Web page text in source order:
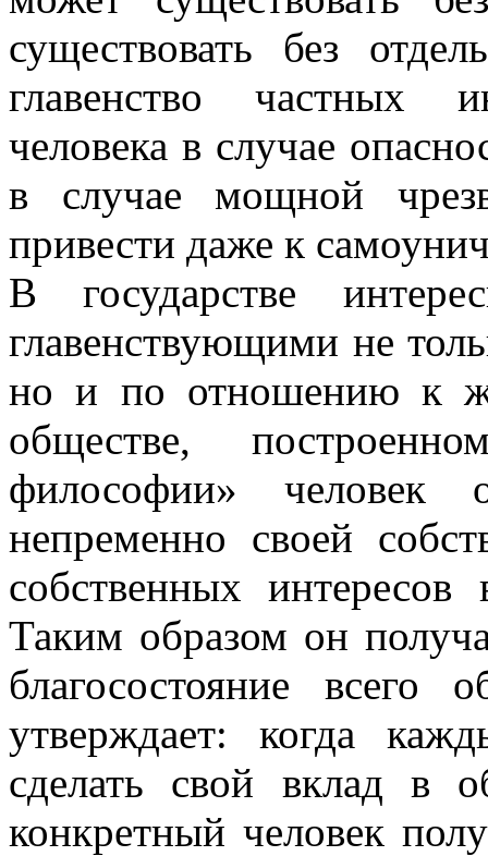
существовать без
главенство частных
человека в случае
в случае мощной
привести даже к
В государстве
главенствующими не
но и по отношению к
обществе,
философии» человек
непременно своей
собственных
Таким образом он
благосостояние всего
утверждает: когда
сделать свой вклад в
конкретный человек